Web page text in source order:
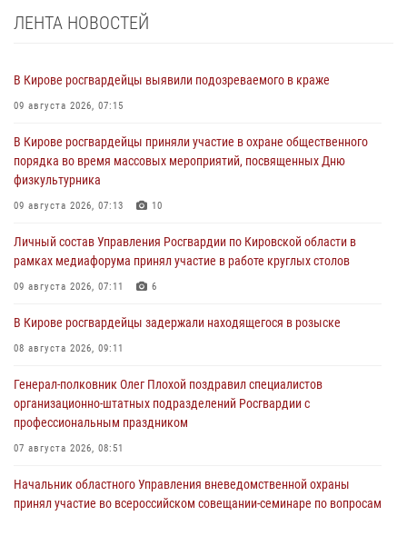
ЛЕНТА НОВОСТЕЙ
В Кирове росгвардейцы выявили подозреваемого в краже
09 августа 2026, 07:15
В Кирове росгвардейцы приняли участие в охране общественного
порядка во время массовых мероприятий, посвященных Дню
физкультурника
09 августа 2026, 07:13 10
Личный состав Управления Росгвардии по Кировской области в
рамках медиафорума принял участие в работе круглых столов
09 августа 2026, 07:11 6
В Кирове росгвардейцы задержали находящегося в розыске
08 августа 2026, 09:11
Генерал-полковник Олег Плохой поздравил специалистов
организационно-штатных подразделений Росгвардии с
профессиональным праздником
07 августа 2026, 08:51
Начальник областного Управления вневедомственной охраны
принял участие во всероссийском совещании-семинаре по вопросам